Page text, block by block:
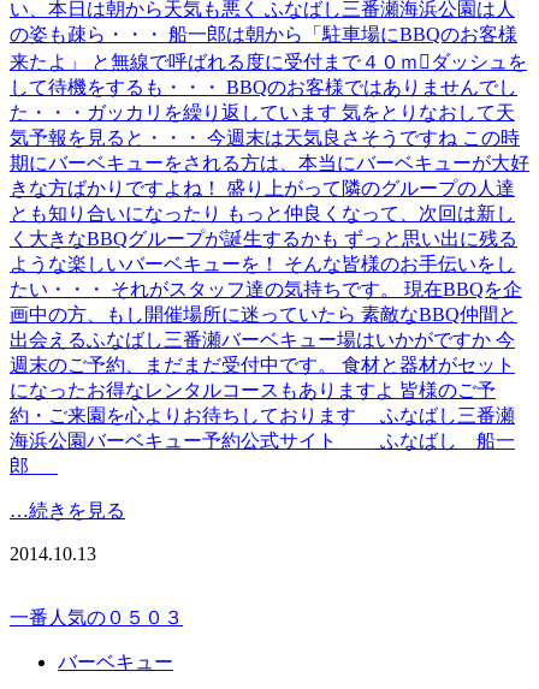
い、本日は朝から天気も悪く ふなばし三番瀬海浜公園は人
の姿も疎ら・・・ 船一郎は朝から「駐車場にBBQのお客様
来たよ」 と無線で呼ばれる度に受付まで４０ｍダッシュを
して待機をするも・・・ BBQのお客様ではありませんでし
た・・・ガッカリを繰り返しています 気をとりなおして天
気予報を見ると・・・ 今週末は天気良さそうですね この時
期にバーベキューをされる方は、本当にバーベキューが大好
きな方ばかりですよね！ 盛り上がって隣のグループの人達
とも知り合いになったり もっと仲良くなって、次回は新し
く大きなBBQグループが誕生するかも ずっと思い出に残る
ような楽しいバーベキューを！ そんな皆様のお手伝いをし
たい・・・ それがスタッフ達の気持ちです。 現在BBQを企
画中の方、もし開催場所に迷っていたら 素敵なBBQ仲間と
出会えるふなばし三番瀬バーベキュー場はいかがですか 今
週末のご予約、まだまだ受付中です。 食材と器材がセット
になったお得なレンタルコースもありますよ 皆様のご予
約・ご来園を心よりお待ちしております ふなばし三番瀬
海浜公園バーベキュー予約公式サイト ふなばし 船一
郎
…続きを見る
2014.10.13
一番人気の０５０３
バーベキュー